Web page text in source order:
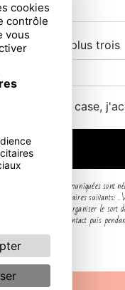
cookies
contrôle
vous
font zero plus trois
cochant cette case,
personnelles communiquées sont
aux seuls destinataires suivants:
de contrôle, ainsi que d’organiser le
la période de prise de contact puis